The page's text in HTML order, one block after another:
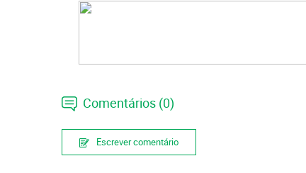
Comentários (0)
Escrever comentário